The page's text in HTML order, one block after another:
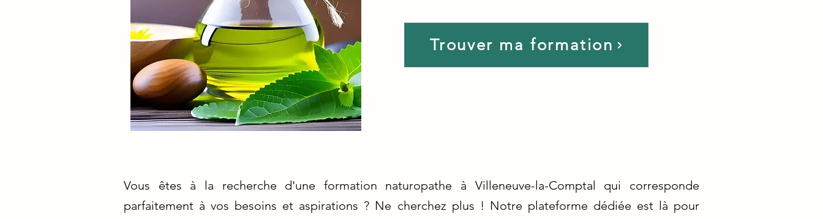
Trouver ma formation
Vous êtes à la recherche d'une formation naturopathe à Villeneuve-la-Comptal qui corresponde
parfaitement à vos besoins et aspirations ? Ne cherchez plus ! Notre plateforme dédiée est là pour